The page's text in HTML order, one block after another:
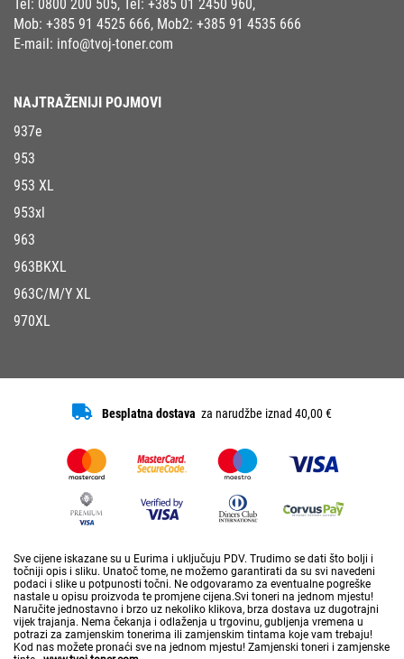
Tel: 0800 200 505, Tel: +385 01 2450 960,
Mob: +385 91 4525 666, Mob2: +385 91 4535 666
E-mail: info@tvoj-toner.com
NAJTRAŽENIJI POJMOVI
937e
953
953 XL
953xl
963
963BKXL
963C/M/Y XL
970XL
Besplatna dostava za narudžbe iznad 40,00 €
Sve cijene iskazane su u Eurima i uključuju PDV. Trudimo se dati što bolji i
točniji opis i sliku. Unatoč tome, ne možemo garantirati da su svi navedeni
podaci i slike u potpunosti točni. Ne odgovaramo za eventualne pogreške
nastale u opisu proizvoda te promjene cijena.Svi toneri na jednom mjestu!
Naručite jednostavno i brzo uz nekoliko klikova, brza dostava uz dugotrajni
vijek trajanja. Nema čekanja i odlaženja u trgovinu, gubljenja vremena u
potrazi za zamjenskim tonerima ili zamjenskim tintama koje vam trebaju!
Kod nas možete pronaći sve na jednom mjestu! Zamjenski toneri i zamjenske